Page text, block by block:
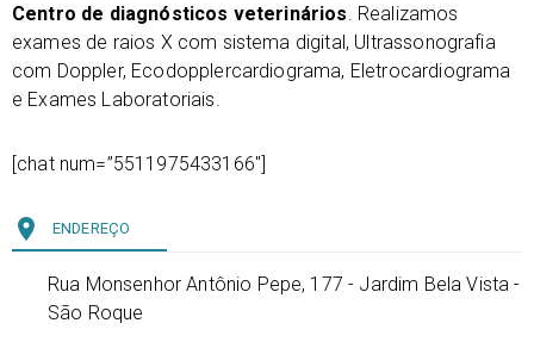
Centro de diagnósticos veterinários . Realizamos
exames de raios X com sistema digital, Ultrassonografia
com Doppler, Ecodopplercardiograma, Eletrocardiograma
e Exames Laboratoriais.
[chat num=”5511975433166″]
place ENDEREÇO
Rua Monsenhor Antônio Pepe, 177 - Jardim Bela Vista -
São Roque